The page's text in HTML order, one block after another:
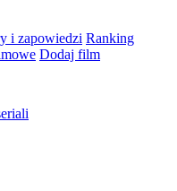
i zapowiedzi Ranking
Dodaj film